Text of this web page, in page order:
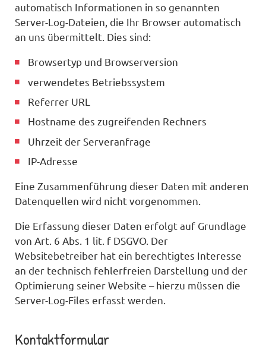
automatisch Informationen in so genannten
Server-Log-Dateien, die Ihr Browser automatisch
an uns übermittelt. Dies sind:
Browsertyp und Browserversion
verwendetes Betriebssystem
Referrer URL
Hostname des zugreifenden Rechners
Uhrzeit der Serveranfrage
IP-Adresse
Eine Zusammenführung dieser Daten mit anderen
Datenquellen wird nicht vorgenommen.
Die Erfassung dieser Daten erfolgt auf Grundlage
von Art. 6 Abs. 1 lit. f DSGVO. Der
Websitebetreiber hat ein berechtigtes Interesse
an der technisch fehlerfreien Darstellung und der
Optimierung seiner Website – hierzu müssen die
Server-Log-Files erfasst werden.
Kontaktformular